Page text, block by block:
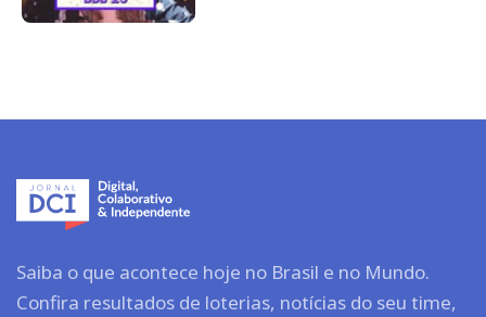
Saiba o que acontece hoje no Brasil e no Mundo.
Confira resultados de loterias, notícias do seu time,